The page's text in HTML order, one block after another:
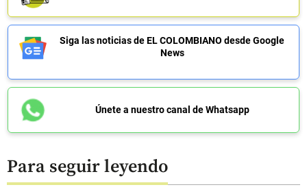
Siga las noticias de EL COLOMBIANO desde Google
News
Únete a nuestro canal de Whatsapp
Para seguir leyendo